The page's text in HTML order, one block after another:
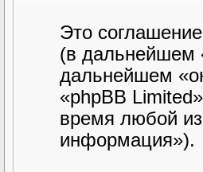
Это
(в дальнейшем
дальнейшем
«phpBB
время любой
информация»).